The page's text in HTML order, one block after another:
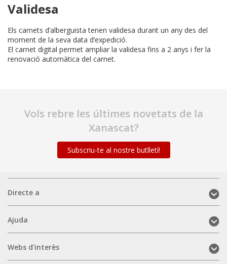
Validesa
Els carnets d’alberguista tenen validesa durant un any des del
moment de la seva data d’expedició.
El carnet digital permet ampliar la validesa fins a 2 anys i fer la
renovació automàtica del carnet.
Vols rebre les últimes novetats de la
Xanascat?
Subscriu-te al nostre butlletí!
Directe
a
Directe a
Ajuda
(mobile)
Ajuda
Webs
d'interès
Webs d'interès